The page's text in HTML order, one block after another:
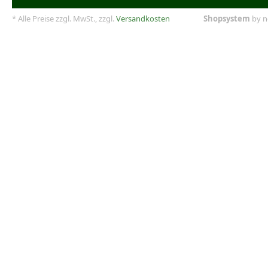
* Alle Preise zzgl. MwSt., zzgl.Versandkosten Shopsystem by